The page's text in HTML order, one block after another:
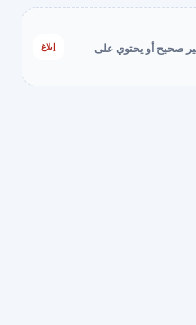
غير صحيح أو يحتوي على
إبلاغ